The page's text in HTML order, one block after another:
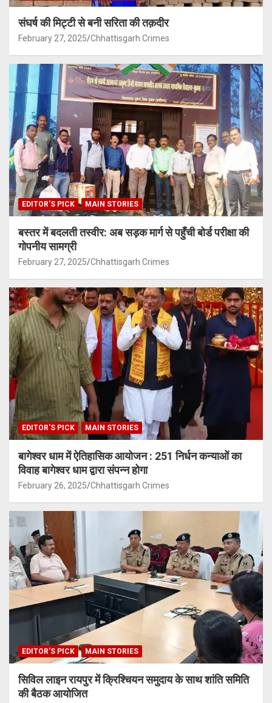
संघर्ष की मिट्टी से बनी सरिता की तक़दीर
February 27, 2025 Chhattisgarh Crimes
EDITOR'S PICK MAIN STORIES
बस्तर में बदलती तस्वीर: अब सड़क मार्ग से पहुँची बोर्ड परीक्षा की
गोपनीय सामग्री
February 27, 2025 Chhattisgarh Crimes
EDITOR'S PICK MAIN STORIES
बागेश्वर धाम में ऐतिहासिक आयोजन : 251 निर्धन कन्याओं का
विवाह बागेश्वर धाम द्वारा संपन्न होगा
February 26, 2025 Chhattisgarh Crimes
EDITOR'S PICK MAIN STORIES
सिविल लाइन रायपुर में क्रिश्चियन समुदाय के साथ शांति समिति
की बैठक आयोजित